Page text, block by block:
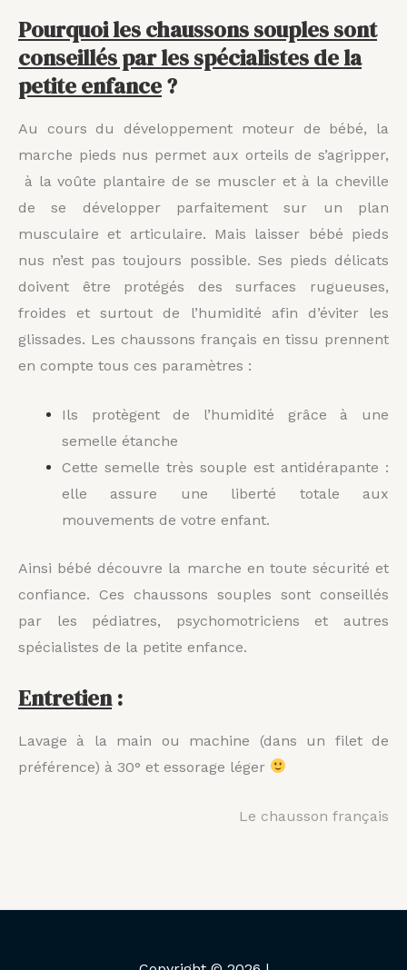
Pourquoi les chaussons souples sont
conseillés par les spécialistes de la
petite enfance?
Au cours du développement moteur de bébé, la
marche pieds nus permet aux orteils de s’agripper,
à la voûte plantaire de se muscler et à la cheville
de se développer parfaitement sur un plan
musculaire et articulaire. Mais laisser bébé pieds
nus n’est pas toujours possible. Ses pieds délicats
doivent être protégés des surfaces rugueuses,
froides et surtout de l’humidité afin d’éviter les
glissades. Les chaussons français en tissu prennent
en compte tous ces paramètres :
Ils protègent de l’humidité grâce à une
semelle étanche
Cette semelle très souple est antidérapante :
elle assure une liberté totale aux
mouvements de votre enfant.
Ainsi bébé découvre la marche en toute sécurité et
confiance. Ces chaussons souples sont conseillés
par les pédiatres, psychomotriciens et autres
spécialistes de la petite enfance.
Entretien:
Lavage à la main ou machine (dans un filet de
préférence) à 30° et essorage léger
Le chausson français